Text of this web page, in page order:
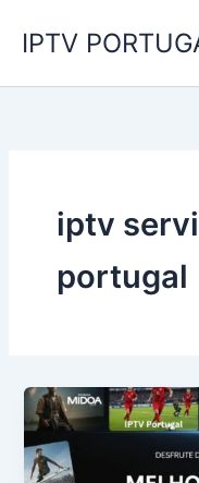
IPTV
iptv
portugal